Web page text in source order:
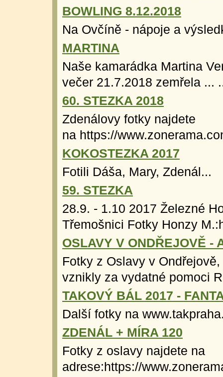
BOWLING 8.12.2018
Na Ovčíně - nápoje a
MARTINA
Naše kamarádka Martina
večer 21.7.2018 zemřela ...
60. STEZKA 2018
Zdenálovy fotky najdete
na https://
KOKOSTEZKA 2017
Fotili Dáša, Mary, Zdenál...
59. STEZKA
28.9. - 1.10 2017 Železné
Třemošnici Fotky Honzy
OSLAVY V ONDŘEJOVĚ -
Fotky z Oslavy v
vznikly za vydatné pomoci
TAKOVÝ BÁL 2017 -
Další fotky na
ZDENÁL + MÍRA 120
Fotky z oslavy najdete na
adrese:https://